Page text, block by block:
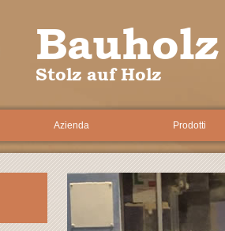
Bauholz
Stolz auf Holz
Azienda Prodotti